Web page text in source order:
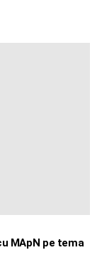
MApN pe tema